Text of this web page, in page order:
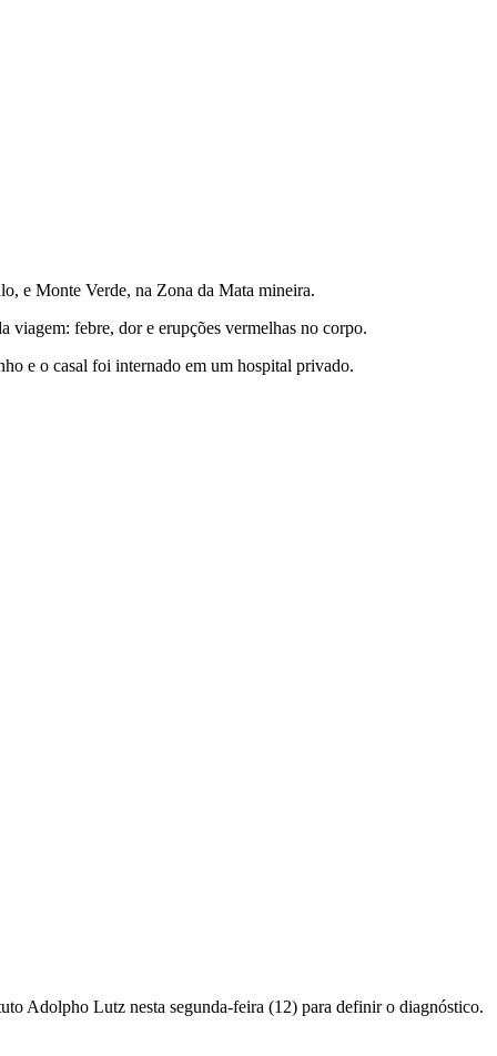
e Monte Verde, na Zona da Mata mineira.
viagem: febre, dor e erupções vermelhas no corpo.
e o casal foi internado em um hospital privado.
Adolpho Lutz nesta segunda-feira (12) para definir o diagnóstico.